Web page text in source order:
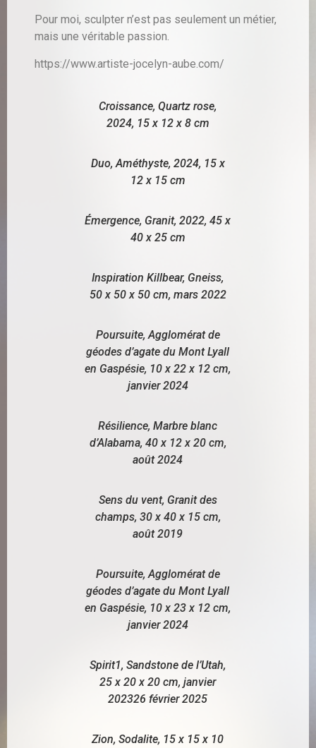
Pour moi, sculpter n’est pas seulement un métier,
mais une véritable passion.
https://www.artiste-jocelyn-aube.com/
Croissance, Quartz rose,
2024, 15 x 12 x 8 cm
Duo, Améthyste, 2024, 15 x
12 x 15 cm
Émergence, Granit, 2022, 45 x
40 x 25 cm
Inspiration Killbear, Gneiss,
50 x 50 x 50 cm, mars 2022
Poursuite, Agglomérat de
géodes d’agate du Mont Lyall
en Gaspésie, 10 x 22 x 12 cm,
janvier 2024
Résilience, Marbre blanc
d’Alabama, 40 x 12 x 20 cm,
août 2024
Sens du vent, Granit des
champs, 30 x 40 x 15 cm,
août 2019
Poursuite, Agglomérat de
géodes d’agate du Mont Lyall
en Gaspésie, 10 x 23 x 12 cm,
janvier 2024
Spirit1, Sandstone de l’Utah,
25 x 20 x 20 cm, janvier
202326 février 2025
Zion, Sodalite, 15 x 15 x 10